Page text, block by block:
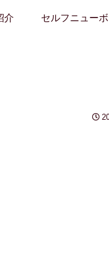
介 セルフニュー